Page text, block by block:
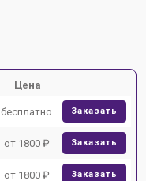
Цена
бесплатно Заказать
от 1800 ₽ Заказать
от 1800 ₽ Заказать